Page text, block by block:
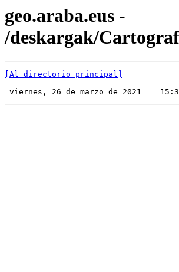
geo.araba.eus -
/deskargak/
[Al directorio principal]
viernes, 26 de marzo de 2021